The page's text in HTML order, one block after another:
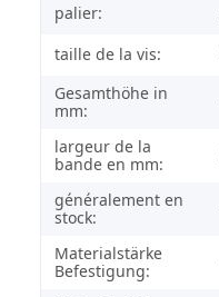
palier:
taille de la vis:
Gesamthöhe in
mm:
largeur de la
bande en mm:
généralement en
stock:
Materialstärke
Befestigung: